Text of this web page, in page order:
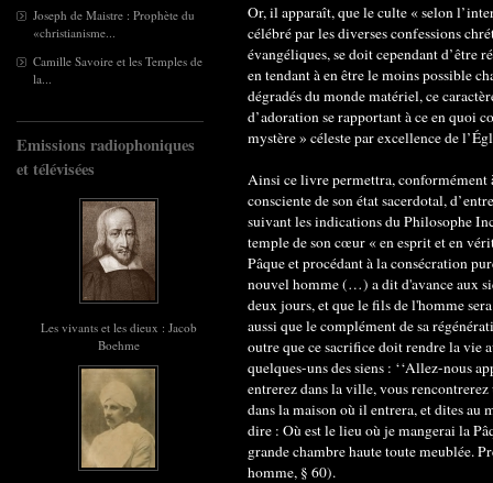
Joseph de Maistre : Prophète du
«christianisme...
Camille Savoire et les Temples de
la...
Emissions radiophoniques
et télévisées
Les vivants et les dieux : Jacob
Boehme
Or, il apparaît, que le culte « selon
célébré par les diverses confessions
évangéliques, se doit cependant d’être
en tendant à en être le moins possible
dégradés du monde matériel, ce
d’adoration se rapportant à ce en quoi
mystère » céleste par excellence de
Ainsi ce livre permettra, conformément
consciente de son état sacerdotal,
suivant les indications du Philosophe
temple de son cœur « en esprit et en
Pâque et procédant à la consécration
nouvel homme (…) a dit d'avance aux
deux jours, et que le fils de l'homme
aussi que le complément de sa
outre que ce sacrifice doit rendre la vie
quelques-uns des siens : ‘‘Allez­-nous
entre­rez dans la ville, vous
dans la maison où il entrera, et dites au
dire : Où est le lieu où je mangerai la
grande chambre haute toute meublée.
homme, § 60).